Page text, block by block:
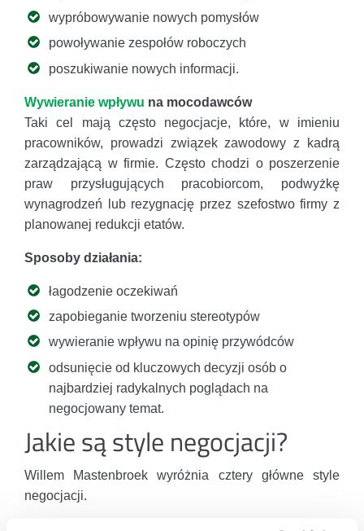
wypróbowywanie nowych pomysłów
powoływanie zespołów roboczych
poszukiwanie nowych informacji.
Wywieranie wpływu na mocodawców
Taki cel mają często negocjacje, które, w imieniu
pracowników, prowadzi związek zawodowy z kadrą
zarządzającą w firmie. Często chodzi o poszerzenie
praw przysługujących pracobiorcom, podwyżkę
wynagrodzeń lub rezygnację przez szefostwo firmy z
planowanej redukcji etatów.
Sposoby działania:
łagodzenie oczekiwań
zapobieganie tworzeniu stereotypów
wywieranie wpływu na opinię przywódców
odsunięcie od kluczowych decyzji osób o
najbardziej radykalnych poglądach na
negocjowany temat.
Jakie są style negocjacji?
Willem Mastenbroek wyróżnia cztery główne style
negocjacji.